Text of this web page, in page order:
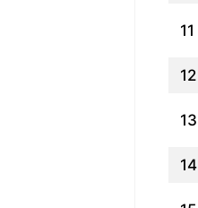
11
12
13
14